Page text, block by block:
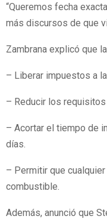
“Queremos fecha
más discursos de que
Zambrana explicó que
– Liberar impuestos a
– Reducir los requisitos
– Acortar el tiempo de
días.
– Permitir que
combustible.
Además, anunció que